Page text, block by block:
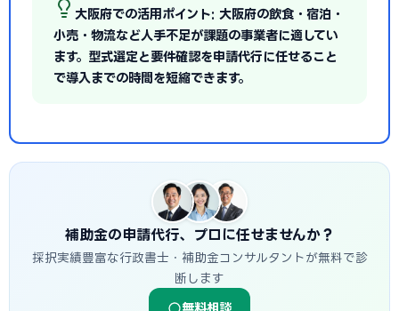
大阪府での活用ポイント: 大阪府の飲食・宿泊・
小売・物流など人手不足が課題の事業者に適してい
ます。型式選定と要件確認を申請代行に任せること
で導入までの時間を短縮できます。
補助金の申請代行、プロに任せませんか？
採択実績豊富な行政書士・補助金コンサルタントが無料で診
断します
無料相談